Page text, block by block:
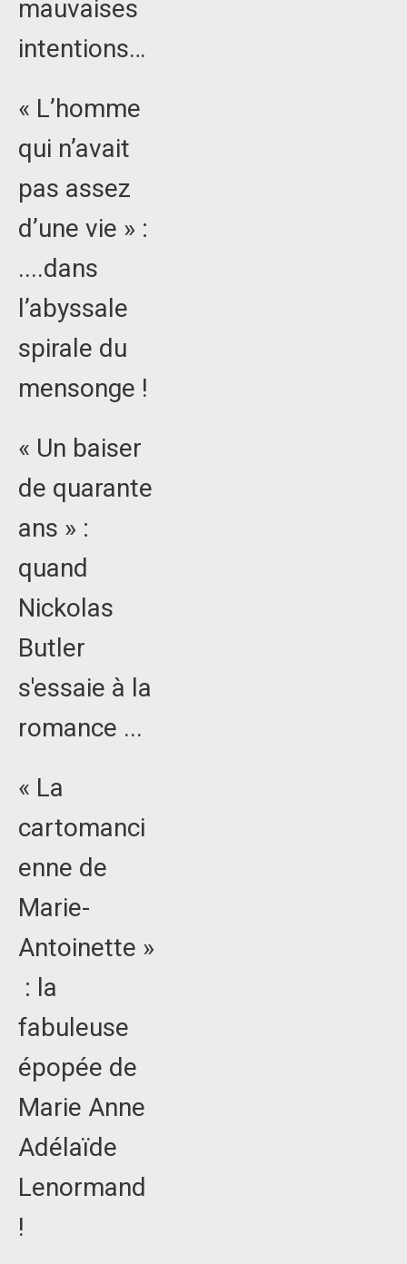
mauvaises
intentions…
« L’homme
qui n’avait
pas assez
d’une vie » :
....dans
l’abyssale
spirale du
mensonge !
« Un baiser
de quarante
ans » :
quand
Nickolas
Butler
s'essaie à la
romance ...
« La
cartomanci
enne de
Marie-
Antoinette »
: la
fabuleuse
épopée de
Marie Anne
Adélaïde
Lenormand
!